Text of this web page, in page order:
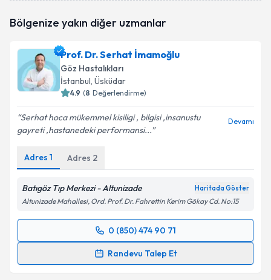
oluşturun. Size bu uzmandan randevu almanız için bir
E-posta Adresiniz
Kişisel verilerimin işlenmesine ilişkinAydınlatma
Metni'ni okudum ve kişisel verilerimin belirtilen
Takvim Talebini Gönder
Bölgenize yakın diğer uzmanlar
Prof. Dr. Serhat İmamoğlu
Göz Hastalıkları
İstanbul, Üsküdar
4.9 (8 Değerlendirme)
Serhat hoca mükemmel kisiligi , bilgisi ,insanustu
gayreti ,hastanedeki performansi...
Devamı
Adres 1 Adres 2
Batıgöz Tıp Merkezi - Altunizade Haritada Göster
Altunizade Mahallesi, Ord. Prof. Dr. Fahrettin Kerim Gökay Cd. No:15
0 (850) 474 90 71
Randevu Talep Et
Randevu Takvimi Talebi